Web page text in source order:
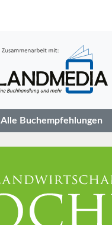
Alle Buchempfehlungen